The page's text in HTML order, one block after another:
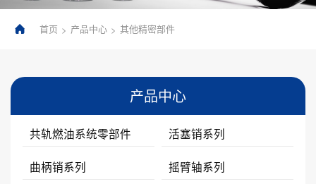
 首页 > 产品中心 > 其他精密部件
产品中心
共轨燃油系统零部件 活塞销系列
曲柄销系列 摇臂轴系列